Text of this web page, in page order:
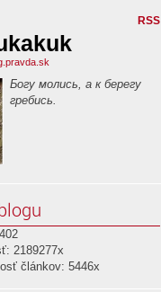
RSS
Богу молись, а к берегу
гребись.
2189277x
článkov: 5446x